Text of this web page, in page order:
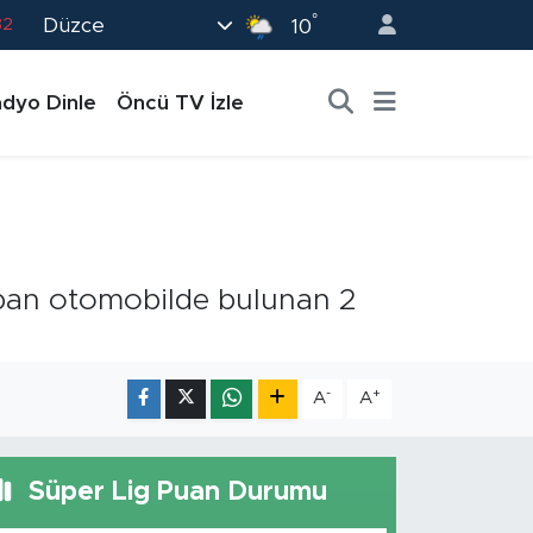
Düzce 10°
Dinle Öncü TV İzle
otomobilde bulunan 2
A- A+
Süper Lig Puan Durumu